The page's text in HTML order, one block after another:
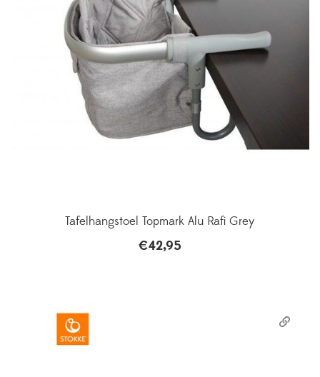
Tafelhangstoel Topmark Alu Rafi Grey
€42,95